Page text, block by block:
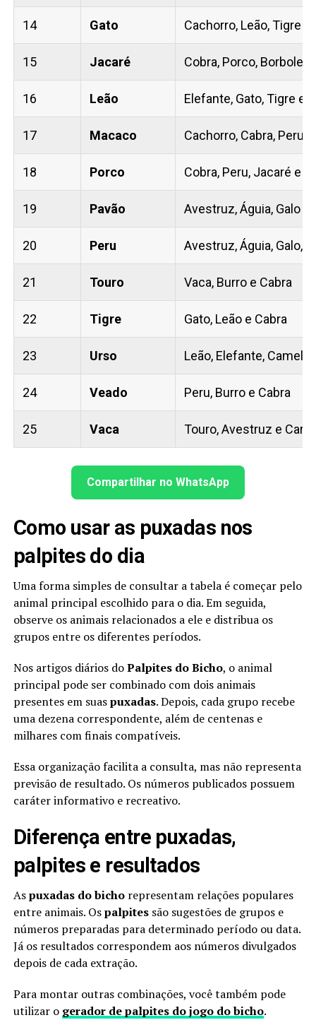
14 Gato Cachorro, Leão, Tigre e
15 Jacaré Cobra, Porco,
16 Leão Elefante, Gato, Tigre e
17 Macaco Cachorro, Cabra, Peru
18 Porco Cobra, Peru, Jacaré e
19 Pavão Avestruz, Águia, Galo e
20 Peru Avestruz, Águia, Galo,
21 Touro Vaca, Burro e Cabra
22 Tigre Gato, Leão e Cabra
23 Urso Leão, Elefante, Camelo
24 Veado Peru, Burro e Cabra
25 Vaca Touro, Avestruz e
Compartilhar no WhatsApp
Como usar as puxadas nos
palpites do dia
Uma forma simples de consultar a tabela é começar pelo
animal principal escolhido para o dia. Em seguida,
observe os animais relacionados a ele e distribua os
grupos entre os diferentes períodos.
Nos artigos diários doPalpites do Bicho, o animal
principal pode ser combinado com dois animais
presentes em suaspuxadas. Depois, cada grupo recebe
uma dezena correspondente, além de centenas e
milhares com finais compatíveis.
Essa organização facilita a consulta, mas não representa
previsão de resultado. Os números publicados possuem
caráter informativo e recreativo.
Diferença entre puxadas,
palpites e resultados
Aspuxadas do bichorepresentam relações populares
entre animais. Ospalpitessão sugestões de grupos e
números preparadas para determinado período ou data.
Já os resultados correspondem aos números divulgados
depois de cada extração.
Para montar outras combinações, você também pode
utilizar o gerador de palpites do jogo do bicho.